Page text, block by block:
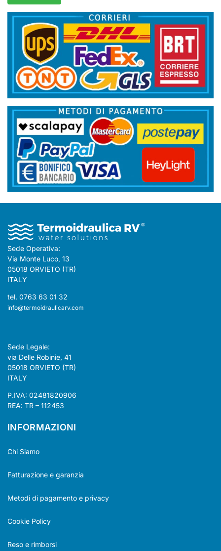
Sede Operativa:
Via Monte Luco, 13
05018 ORVIETO (TR)
ITALY
tel. 0763 63 01 32
info@termoidraulicarv.com
Sede Legale:
via Delle Robinie, 41
05018 ORVIETO (TR)
ITALY
P.IVA: 02481820906
REA: TR – 112453
INFORMAZIONI
Chi Siamo
Fatturazione e garanzia
Metodi di pagamento e privacy
Cookie Policy
Reso e rimborsi